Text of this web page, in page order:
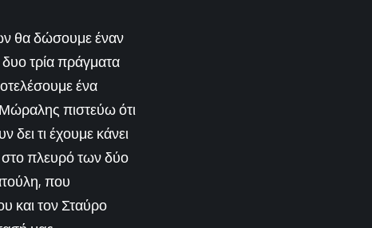
θα δώσουμε έναν
δυο τρία πράγματα
ένα
πιστεύω ότι
δει τι έχουμε κάνει
στο πλευρό των δύο
που
και τον Σταύρο